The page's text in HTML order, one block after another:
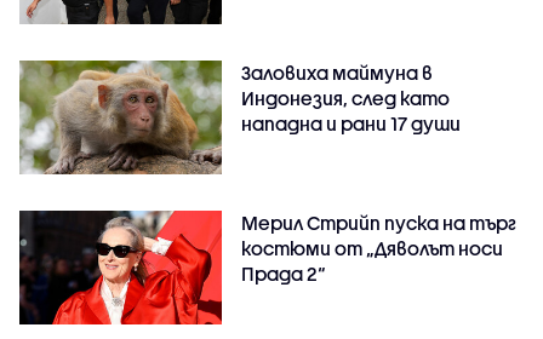
Заловиха маймуна в
Индонезия, след като
нападна и рани 17 души
Мерил Стрийп пуска на търг
костюми от „Дяволът носи
Прада 2“